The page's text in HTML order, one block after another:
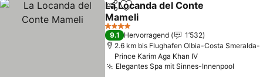
TeilenZu Favoriten hinzufügen
La Locanda del Conte
Mameli
4 Sterne
9.1 Hervorragend
1’532
2.6 km bis Flughafen Olbia-Costa Smeralda-
Prince Karim Aga Khan IV
Elegantes Spa mit Sinnes-Innenpool